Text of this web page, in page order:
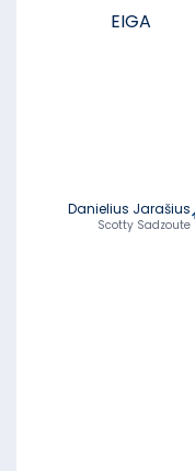
EIGA
Danielius Jarašius
Scotty Sadzoute